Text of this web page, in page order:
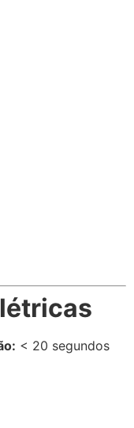
< 20 segundos